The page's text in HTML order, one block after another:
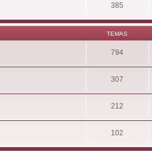
385
TEMAS
794
307
212
102